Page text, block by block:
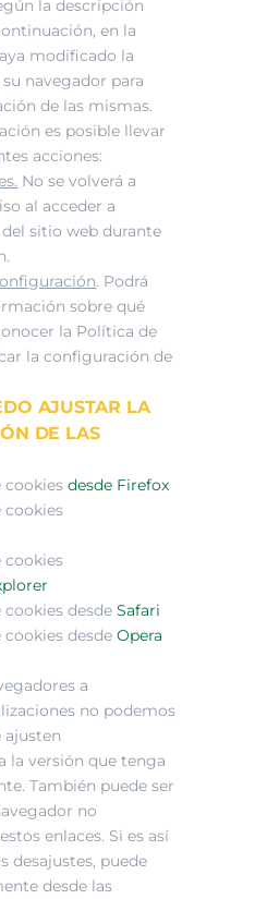
la descripción
en la
modificado la
navegador para
de las mismas.
es posible llevar
acciones:
No se volverá a
al acceder a
sitio web durante
. Podrá
sobre qué
la Política de
la configuración de
AJUSTAR LA
DE LAS
cookies desde Firefox
cookies
cookies
desde Safari
desde Opera
a
no podemos
ajusten
la versión que tenga
También puede ser
no
enlaces. Si es así
desajustes, puede
desde las